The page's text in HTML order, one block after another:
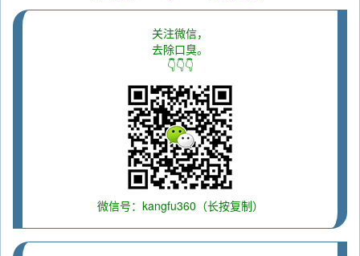
关注微信，
去除口臭。
👇👇👇
微信号：kangfu360（长按复制）